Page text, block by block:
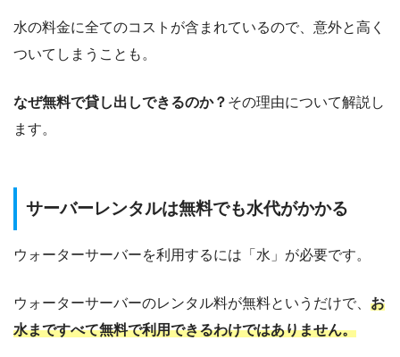
水の料金に全てのコストが含まれているので、意外と高く
ついてしまうことも。
なぜ無料で貸し出しできるのか？ その理由について解説し
ます。
サーバーレンタルは無料でも水代がかかる
ウォーターサーバーを利用するには「水」が必要です。
ウォーターサーバーのレンタル料が無料というだけで、 お
水まですべて無料で利用できるわけではありません。